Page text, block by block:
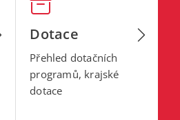
Dotace
Přehled dotačních
programů, krajské
dotace